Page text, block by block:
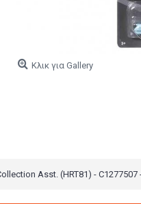
Κλικ για Gallery
Asst. (HRT81) -